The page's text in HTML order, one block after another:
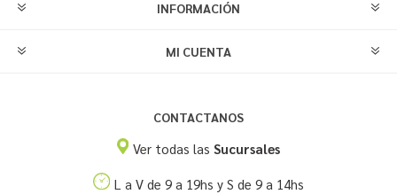
INFORMACIÓN
MI CUENTA
CONTACTANOS
Ver todas lasSucursales
L a V de 9 a 19hs y S de 9 a 14hs